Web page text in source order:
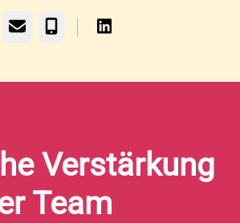
E-Mail Telefon
Verstärkung
Team